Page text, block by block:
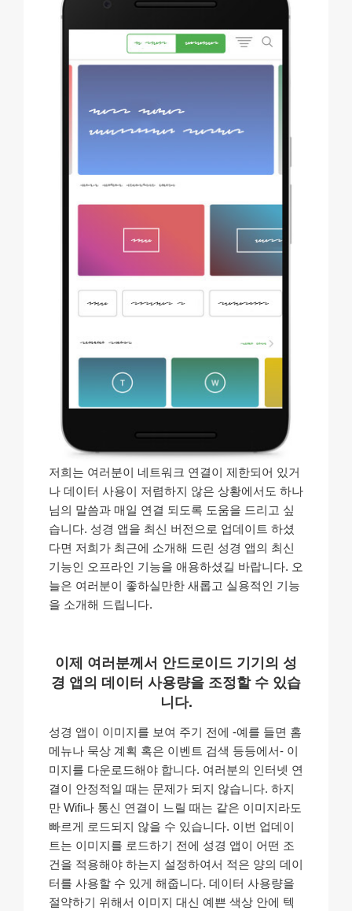
저희는 여러분이 네트워크 연결이 제한되어 있거
나 데이터 사용이 저렴하지 않은 상황에서도 하나
님의 말씀과 매일 연결 되도록 도움을 드리고 싶
습니다. 성경 앱을 최신 버전으로 업데이트 하셨
다면 저희가 최근에 소개해 드린 성경 앱의 최신
기능인 오프라인 기능을 애용하셨길 바랍니다. 오
늘은 여러분이 좋하실만한 새롭고 실용적인 기능
을 소개해 드립니다.
이제 여러분께서 안드로이드 기기의 성
경 앱의 데이터 사용량을 조정할 수 있습
니다.
성경 앱이 이미지를 보여 주기 전에 -예를 들면 홈
메뉴나 묵상 계획 혹은 이벤트 검색 등등에서- 이
미지를 다운로드해야 합니다. 여러분의 인터넷 연
결이 안정적일 때는 문제가 되지 않습니다. 하지
만 Wifi나 통신 연결이 느릴 때는 같은 이미지라도
빠르게 로드되지 않을 수 있습니다. 이번 업데이
트는 이미지를 로드하기 전에 성경 앱이 어떤 조
건을 적용해야 하는지 설정하여서 적은 양의 데이
터를 사용할 수 있게 해줍니다. 데이터 사용량을
절약하기 위해서 이미지 대신 예쁜 색상 안에 텍